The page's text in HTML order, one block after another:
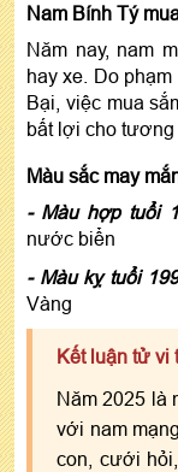
Nam Bính Tý
Năm nay, nam
hay xe. Do
Bại, việc mua
bất lợi cho tương
Màu sắc may
- Màu hợp tuổi
nước biển
- Màu kỵ tuổi
Vàng
Kết luận tử vi
Năm 2025 là
với nam
con, cưới